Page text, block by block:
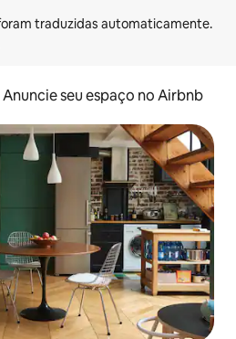
Anuncie seu espaço no Airbnb